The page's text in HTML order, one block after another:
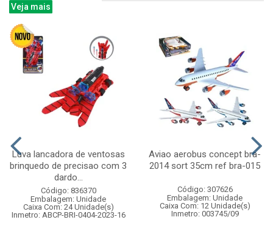
Veja mais
Luva lancadora de ventosas
brinquedo de precisao com 3
dardo...
Código: 836370
Embalagem: Unidade
Caixa Com: 24 Unidade(s)
Inmetro: ABCP-BRI-0404-2023-16
Aviao aerobus concept bra-
2014 sort 35cm ref bra-015
Código: 307626
Embalagem: Unidade
Caixa Com: 12 Unidade(s)
Inmetro: 003745/09